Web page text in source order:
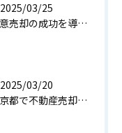
2025/03/25
任意売却の成功を導く！お悩み解決ガイド【世田谷区 不動産売却】
2025/03/20
東京都で不動産売却を成功させる秘訣：専門家のアドバイスを活用しよう【世田谷区 不動産売却】